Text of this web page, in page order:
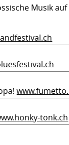
Musik
tonk.ch